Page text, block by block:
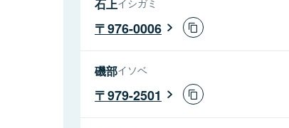
石上
976-0006
磯部イソベ
979-2501